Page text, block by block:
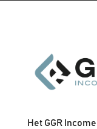
Het GGR